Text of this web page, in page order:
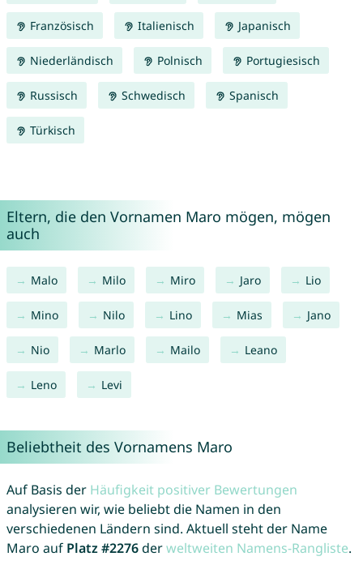
Französisch Italienisch Japanisch
Niederländisch Polnisch Portugiesisch
Russisch Schwedisch Spanisch
Türkisch
Eltern, die den Vornamen Maro mögen, mögen
auch
Malo Milo Miro Jaro Lio
Mino Nilo Lino Mias Jano
Nio Marlo Mailo Leano
Leno Levi
Beliebtheit des Vornamens Maro
Auf Basis der Häufigkeit positiver Bewertungen
analysieren wir, wie beliebt die Namen in den
verschiedenen Ländern sind. Aktuell steht der Name
Maro auf Platz #2276derweltweiten Namens-Rangliste.